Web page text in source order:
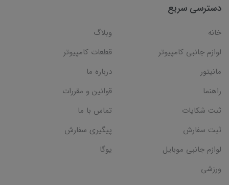
دسترسی سریع
خانه
وبلاگ
لوازم جانبی کامپیوتر
قطعات کامپیوتر
مانیتور
درباره ما
راهنما
قوانین و مقررات
ثبت شکایات
تماس با ما
ثبت سفارش
پیگیری سفارش
لوازم جانبی موبایل
یوگا
ورزشی